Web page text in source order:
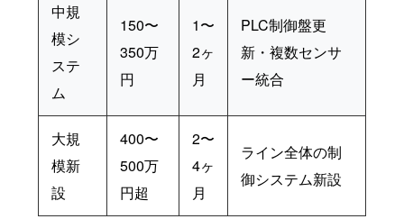
中規
模シ
ステ
ム
150〜
350万
円
1〜
2ヶ
月
PLC制御盤更
新・複数センサ
ー統合
大規
模新
設
400〜
500万
円超
2〜
4ヶ
月
ライン全体の制
御システム新設